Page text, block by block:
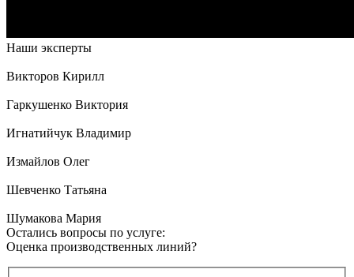
Наши эксперты
Викторов Кирилл
Гаркушенко Виктория
Игнатийчук Владимир
Измайлов Олег
Шевченко Татьяна
Шумакова Мария
Остались вопросы по услуге:
Оценка производственных линий?